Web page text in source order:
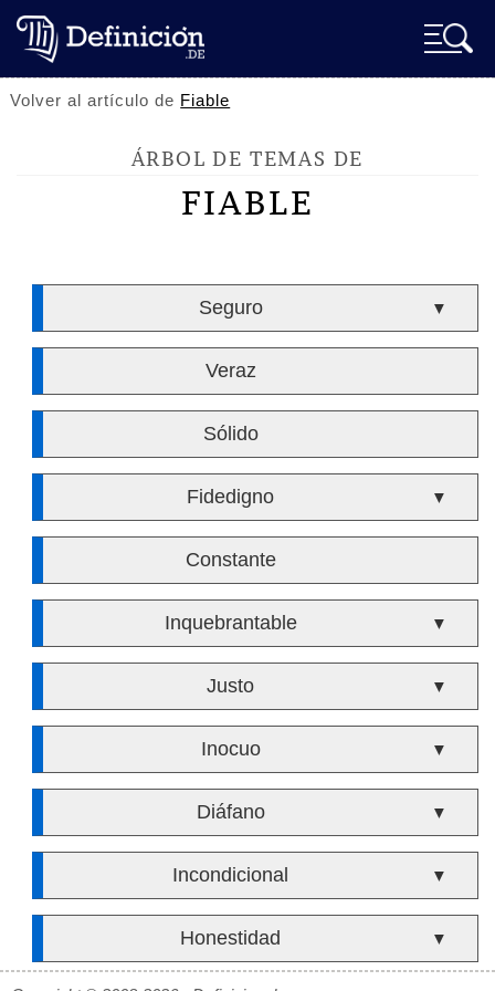
Volver al artículo de Fiable
ÁRBOL DE TEMAS DE
FIABLE
Seguro ▼
Veraz
Sólido
Fidedigno ▼
Constante
Inquebrantable ▼
Justo ▼
Inocuo ▼
Diáfano ▼
Incondicional ▼
Honestidad ▼